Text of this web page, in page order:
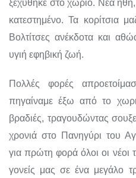
ξεχύθηκε στο χωριό. Νέα
κατεστημένο. Τα κορίτσια
Βολτίτσες ανέκδοτα και
υγιή εφηβική ζωή.
Πολλές φορές
πηγαίναμε έξω από το
βραδιές, τραγουδώντας
χρονιά στο Πανηγύρι του
για πρώτη φορά όλοι οι
γονείς μας σε ένα μεγάλο